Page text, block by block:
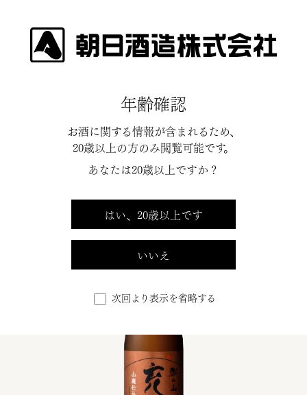
Asahiyama Juko
Junmai Daiginjo
10～12月
限定出荷
年齢確認
お酒に関する情報が含まれるため、
20歳以上の方のみ閲覧可能です。
あなたは20歳以上ですか？
はい、20歳以上です
いいえ
次回より表示を省略する